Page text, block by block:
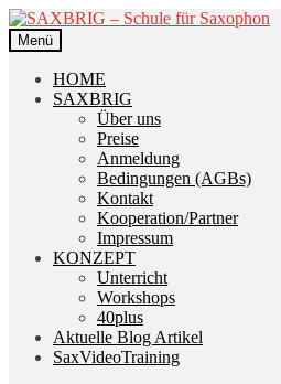
Zur
Navigation
springen
Zum
Inhalt
springen
Menü
HOME
SAXBRIG
Über uns
Preise
Anmeldung
Bedingungen (AGBs)
Kontakt
Kooperation/Partner
Impressum
KONZEPT
Unterricht
Workshops
40plus
Aktuelle Blog Artikel
SaxVideoTraining